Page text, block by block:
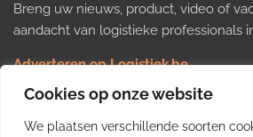
Cookies op onze website
We plaatsen verschillende soorten
Breng uw nieuws, product, video of
aandacht van logistieke professionals
Adverteren op Logistiek.be
Nieuws insturen
Uw video op Logistiek.TV
Job plaatsen